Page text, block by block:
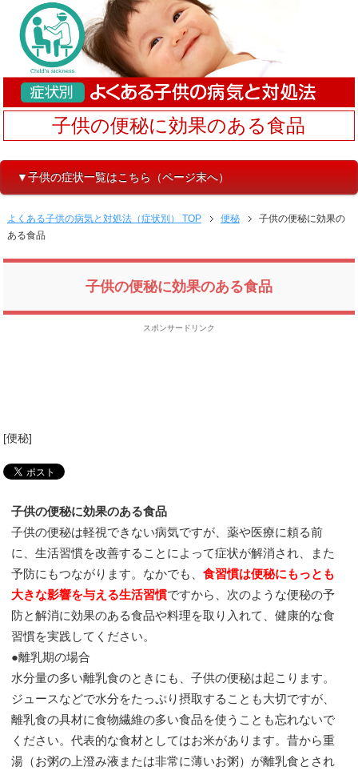
子供の便秘に効果のある食品
▼子供の症状一覧はこちら（ページ末へ）
よくある子供の病気と対処法（症状別） TOP 便秘
子供の便秘に効果の
ある食品
子供の便秘に効果のある食品
スポンサードリンク
[便秘]
子供の便秘に効果のある食品
子供の便秘は軽視できない病気ですが、薬や医療に頼る前
に、生活習慣を改善することによって症状が解消され、また
予防にもつながります。なかでも、食習慣は便秘にもっとも
大きな影響を与える生活習慣ですから、次のような便秘の予
防と解消に効果のある食品や料理を取り入れて、健康的な食
習慣を実践してください。
●離乳期の場合
水分量の多い離乳食のときにも、子供の便秘は起こります。
ジュースなどで水分をたっぷり摂取することも大切ですが、
離乳食の具材に食物繊維の多い食品を使うことも忘れないで
ください。代表的な食材としてはお米があります。昔から重
湯（お粥の上澄み液または非常に薄いお粥）が離乳食とされ